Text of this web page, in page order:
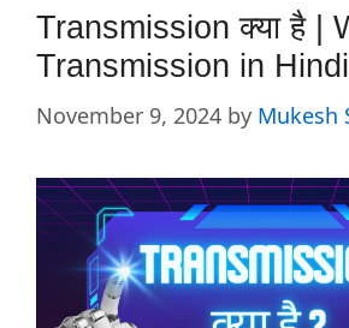
Transmission क्या है |
Transmission in Hindi
November 9, 2024 by Mukesh